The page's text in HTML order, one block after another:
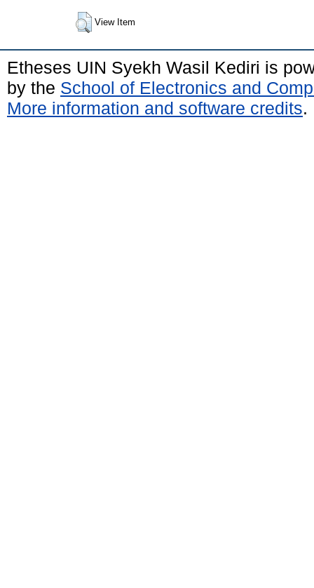
View Item
Etheses UIN Syekh Wasil Kediri is
by the School of Electronics and
More information and software credits.